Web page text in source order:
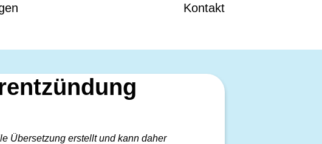
Kontakt
Übersetzung erstellt und kann daher